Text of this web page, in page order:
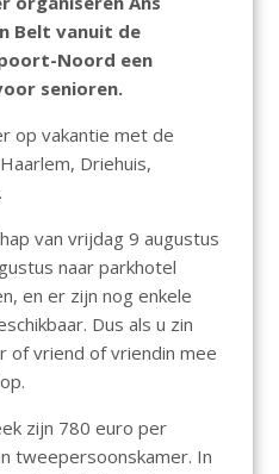
ai
l
e
n
Belt vanuit de
Noord een
senioren.
op vakantie met de
Driehuis,
van vrijdag 9 augustus
naar parkhotel
en er zijn nog enkele
Dus als u zin
vriend of vriendin mee
zijn 780 euro per
tweepersoonskamer. In